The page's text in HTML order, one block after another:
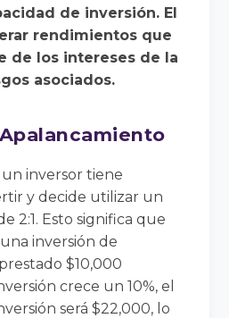
de inversión. El
rendimientos que
de los intereses de la
asociados.
inversor tiene
y decide utilizar un
2:1. Esto significa que
inversión de
$10,000
crece un 10%, el
será $22,000, lo